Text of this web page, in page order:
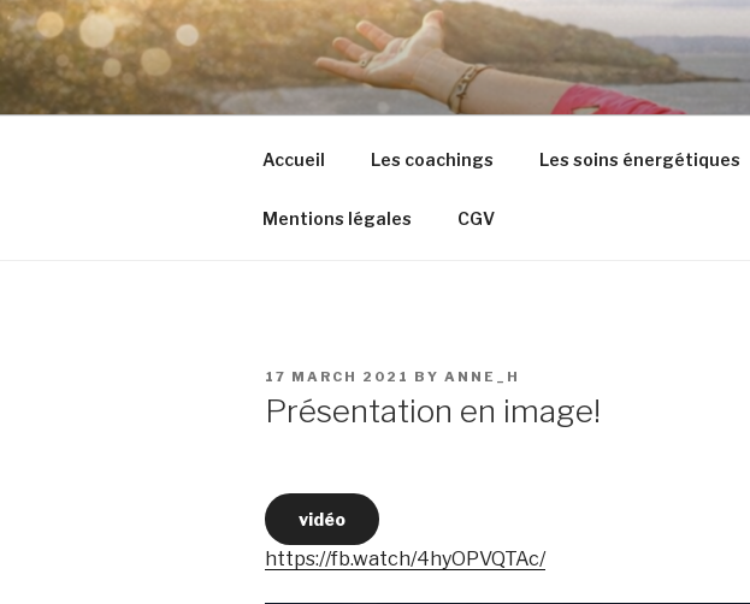
Skip
to
content
Accueil Les coachings Les soins énergétiques
Mentions légales CGV
POSTED
17 MARCH 2021 BY ANNE_H
Présentation en image!
vidéo
https://fb.watch/4hyOPVQTAc/